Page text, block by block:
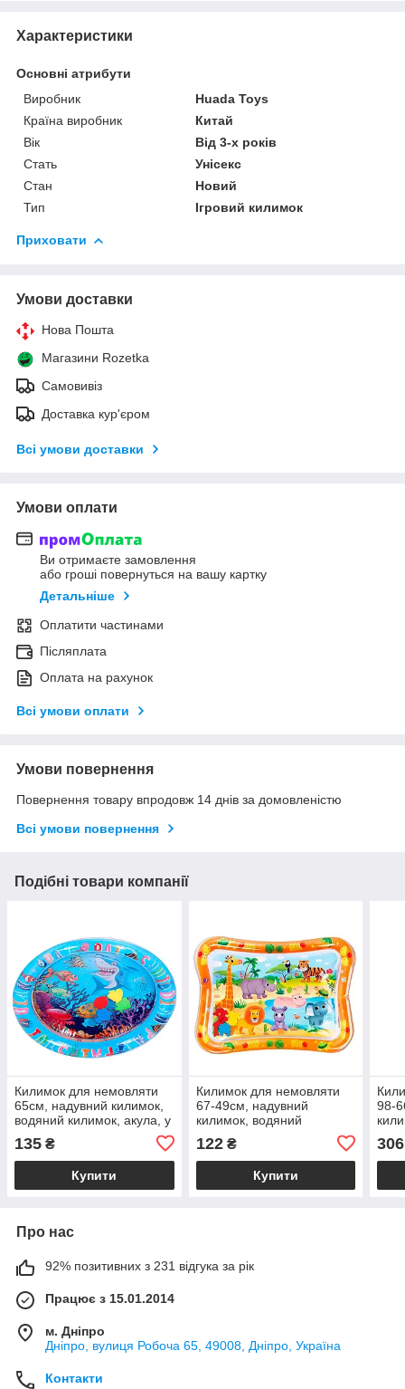
Характеристики
Основні атрибути
Виробник
Huada Toys
Країна виробник
Китай
Вік
Від 3-х років
Стать
Унісекс
Стан
Новий
Тип
Ігровий килимок
Приховати
Умови доставки
Нова Пошта
Магазини Rozetka
Самовивіз
Доставка кур'єром
Всі умови доставки
Умови оплати
Ви отримаєте замовлення
або гроші повернуться на вашу картку
Детальніше
Оплатити частинами
Післяплата
Оплата на рахунок
Всі умови оплати
Умови повернення
Повернення товару впродовж 14 днів за домовленістю
Всі умови повернення
Подібні товари компанії
Килимок для немовляти
65см, надувний килимок,
водяний килимок, акула, у
135 ₴
Купити
Килимок для немовляти
67-49см, надувний
килимок, водяний
килимок, тварини, у п/е,
20-25-2см /48/
122₴
Купити
98-
20-
306
Про нас
92% позитивних з 231 відгука за рік
Працює з 15.01.2014
м. Дніпро
Дніпро, вулиця Робоча 65, 49008, Дніпро, Україна
Контакти